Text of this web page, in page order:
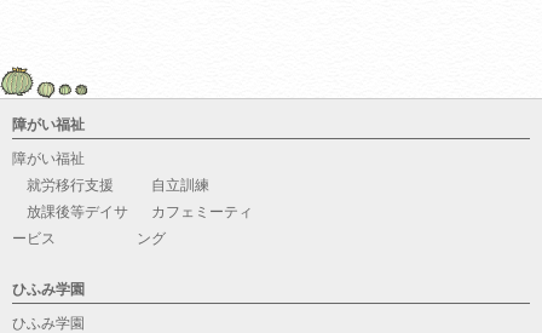
障がい福祉
障がい福祉
就労移行支援
自立訓練
放課後等デイサ
ービス
カフェミーティ
ング
ひふみ学園
ひふみ学園